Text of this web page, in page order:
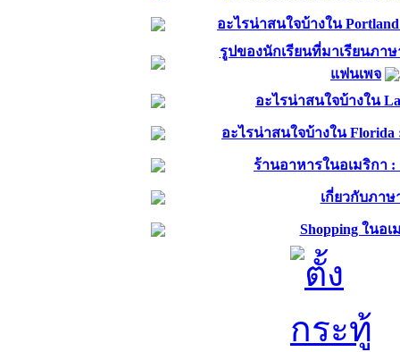
อะไรน่าสนใจบ้างใน
รูปของนักเรียนที่มาเรียนภาษ
แฟนเพจ
อะไรน่าสนใจบ้างใน
อะไรน่าสนใจบ้างใน
ร้านอาหารในอเมริกา :
เกี่ยวกับภา
Shopping ในอ